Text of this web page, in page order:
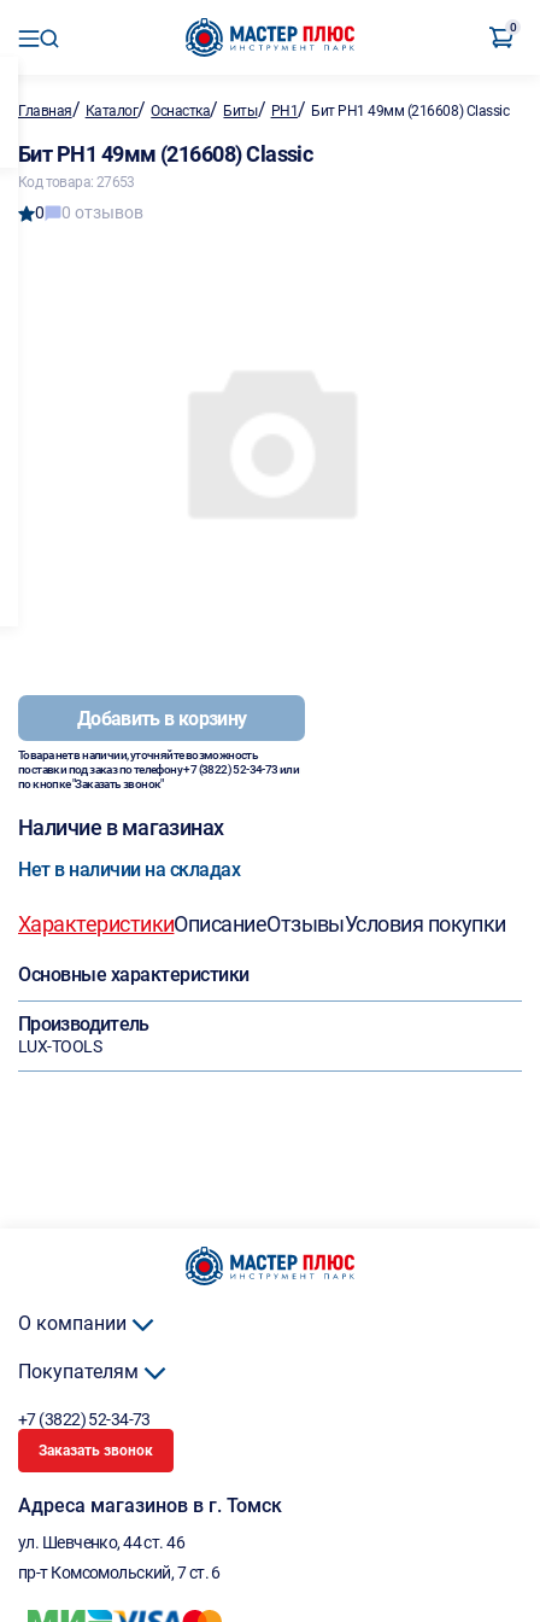
0
Главная/ Каталог/Оснастка/ Биты/ PH1/ Бит PH1 49мм (216608) Classic
Бит PH1 49мм (216608) Classic
Код товара: 27653
0 0 отзывов
Добавить в корзину
Товара нет в наличии, уточняйте возможность
поставки под заказ по телефону+7 (3822) 52-34-73или
по кнопке "Заказать звонок"
Наличие в магазинах
Нет в наличии на складах
ХарактеристикиОписаниеОтзывыУсловия покупки
Основные характеристики
Производитель
LUX-TOOLS
О компании
Покупателям
+7 (3822) 52-34-73
Заказать звонок
Адреса магазинов в г. Томск
ул. Шевченко, 44 ст. 46
пр-т Комсомольский, 7 ст. 6